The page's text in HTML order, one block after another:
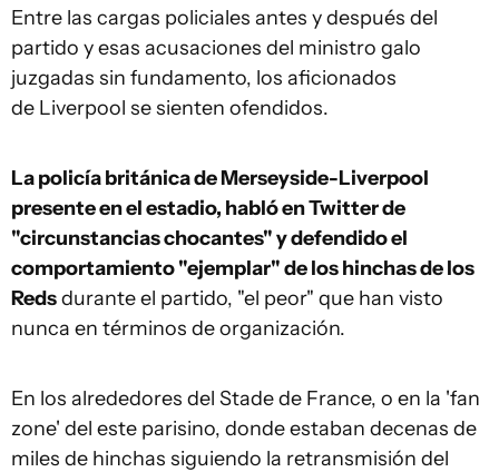
Entre las cargas policiales antes y después del
partido y esas acusaciones del ministro galo
juzgadas sin fundamento, los aficionados
de Liverpool se sienten ofendidos.
La policía británica de Merseyside-Liverpool
presente en el estadio, habló en Twitter de
"circunstancias chocantes" y defendido el
comportamiento "ejemplar" de los hinchas de los
Redsdurante el partido, "el peor" que han visto
nunca en términos de organización.
En los alrededores del Stade de France, o en la 'fan
zone' del este parisino, donde estaban decenas de
miles de hinchas siguiendo la retransmisión del